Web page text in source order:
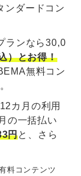
ンダードコン
ランなら30,0
）とお得！
無料コン
カ月の利用
の一括払い
円と、さら
料コンテンツ